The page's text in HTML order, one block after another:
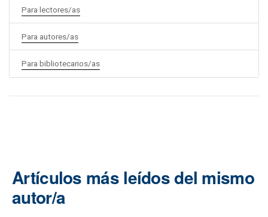
Para lectores/as
Para autores/as
Para bibliotecarios/as
Artículos más leídos del mismo
autor/a